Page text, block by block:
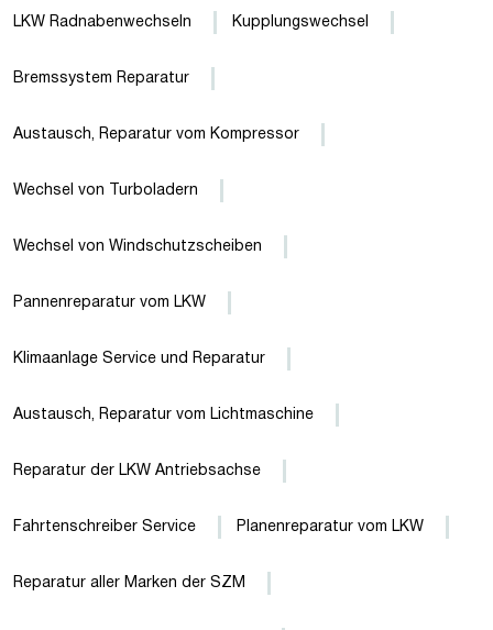
LKW Radnabenwechseln Kupplungswechsel
Bremssystem Reparatur
Austausch, Reparatur vom Kompressor
Wechsel von Turboladern
Wechsel von Windschutzscheiben
Pannenreparatur vom LKW
Klimaanlage Service und Reparatur
Austausch, Reparatur vom Lichtmaschine
Reparatur der LKW Antriebsachse
Fahrtenschreiber Service Planenreparatur vom LKW
Reparatur aller Marken der SZM